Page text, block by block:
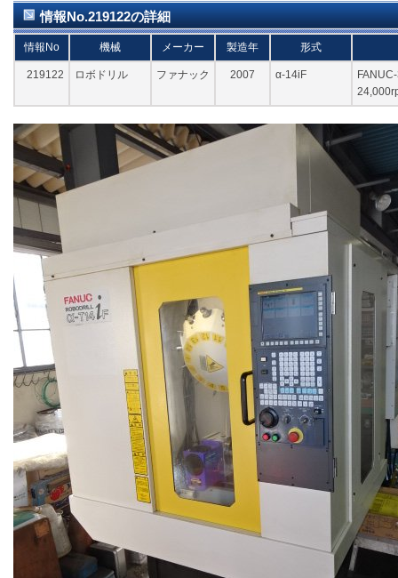
情報No.219122の詳細
情報No 機械 メーカー 製造年 形式
219122 ロボドリル ファナック 2007 α-14iF